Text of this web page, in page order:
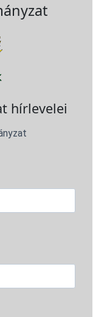
hírlevelei